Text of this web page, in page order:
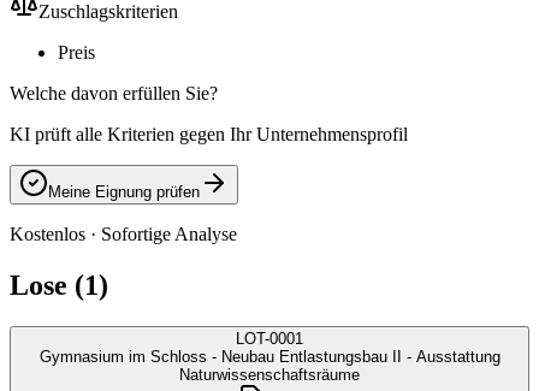
Zuschlagskriterien
Preis
Welche davon erfüllen Sie?
KI prüft alle Kriterien gegen Ihr Unternehmensprofil
Meine Eignung prüfen
Kostenlos · Sofortige Analyse
Lose (1)
LOT-0001
Gymnasium im Schloss - Neubau Entlastungsbau II - Ausstattung
Naturwissenschaftsräume